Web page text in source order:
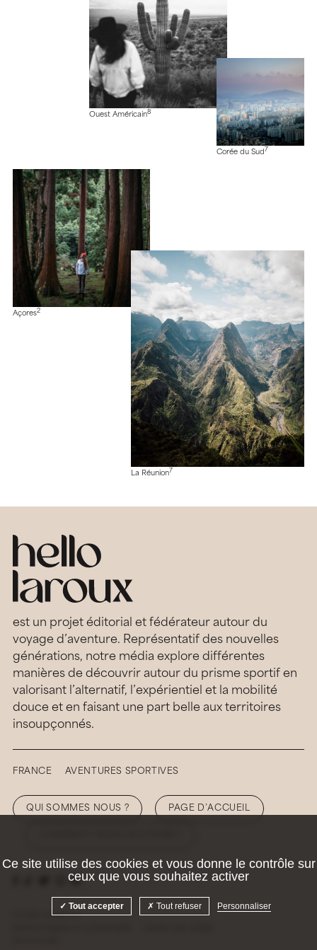
Ouest Américain8
Corée du Sud 7
Açores2
La Réunion7
est un projet éditorial et fédérateur autour du
voyage d’aventure. Représentatif des nouvelles
générations, notre média explore différentes
manières de découvrir autour du prisme sportif en
valorisant l’alternatif, l’expérientiel et la mobilité
douce et en faisant une part belle aux territoires
insoupçonnés.
FRANCE AVENTURES SPORTIVES
QUI SOMMES NOUS ? PAGE D’ACCUEIL
© 2026 Hellolaroux
Ce site utilise des cookies et vous donne le contrôle sur
ceux que vous souhaitez activer
Tout accepter Tout refuser Personnaliser